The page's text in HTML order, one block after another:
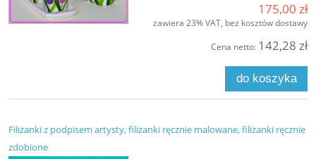
175,00 zł
zawiera 23% VAT, bez kosztów dostawy
Cena netto: 142,28 zł
do koszyka
Filiżanki z podpisem artysty, filiżanki ręcznie malowane, filiżanki ręcznie
zdobione